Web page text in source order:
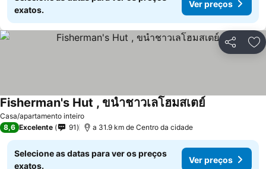
exatos.
Ver preços
Partilhar
Casa/apartamento inteiro
Fisherman's Hut , ขนำชาวเลโฮมสเตย์
8,6 Excelente 91 a 31.9 km de Centro da cidade
Selecione as datas para ver os preços
exatos.
Ver preços